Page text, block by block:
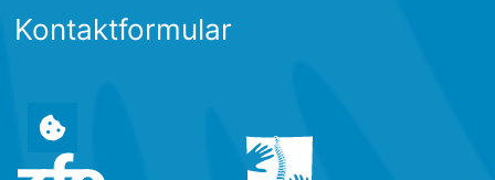
Kontaktformular